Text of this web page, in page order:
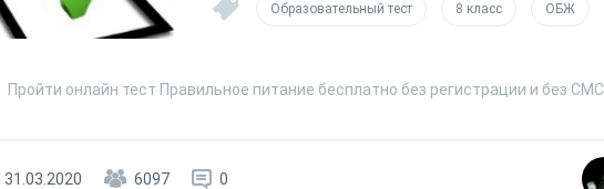
Образовательный тест 8 класс ОБЖ
Пройти онлайн тест Правильное питание бесплатно без регистрации и без СМС
31.03.2020 6097 0